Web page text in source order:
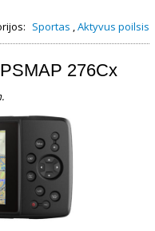
Sportas ,Aktyvus poilsis
276Cx